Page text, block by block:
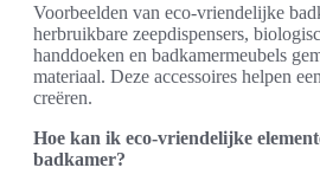
Voorbeelden van eco-vriendelijke
herbruikbare zeepdispensers,
handdoeken en badkamermeubels
materiaal. Deze accessoires helpen
creëren.
Hoe kan ik eco-vriendelijke
badkamer?